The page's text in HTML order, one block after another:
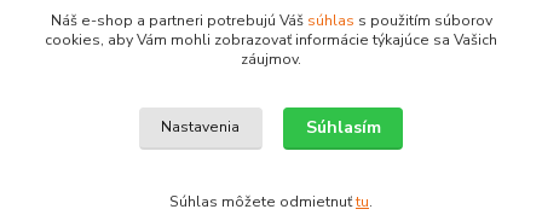
leksunsro@gmail.com
Upravit sběr cookies.
Náš e-shop a partneri potrebujú Váš súhlas s použitím súborov
cookies, aby Vám mohli zobrazovať informácie týkajúce sa Vašich
záujmov.
Nastavenia Súhlasím
Súhlas môžete odmietnuťtu.